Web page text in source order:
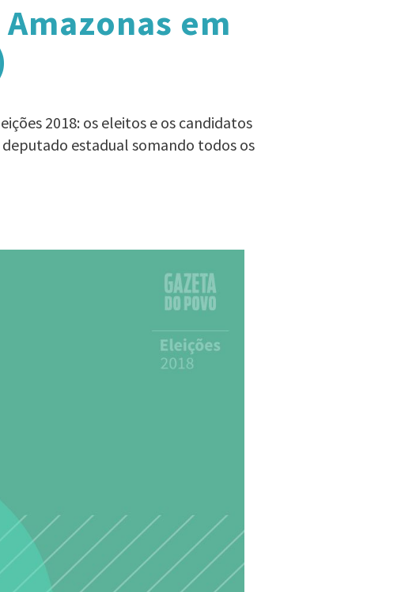
em
2018: os eleitos e os candidatos
estadual somando todos os